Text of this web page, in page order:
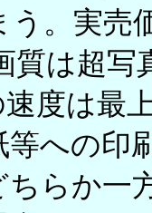
う。実売
質は超
速度は最
等への印
ちらか一